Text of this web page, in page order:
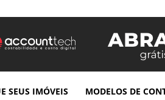
SEUS IMÓVEIS MODELOS DE